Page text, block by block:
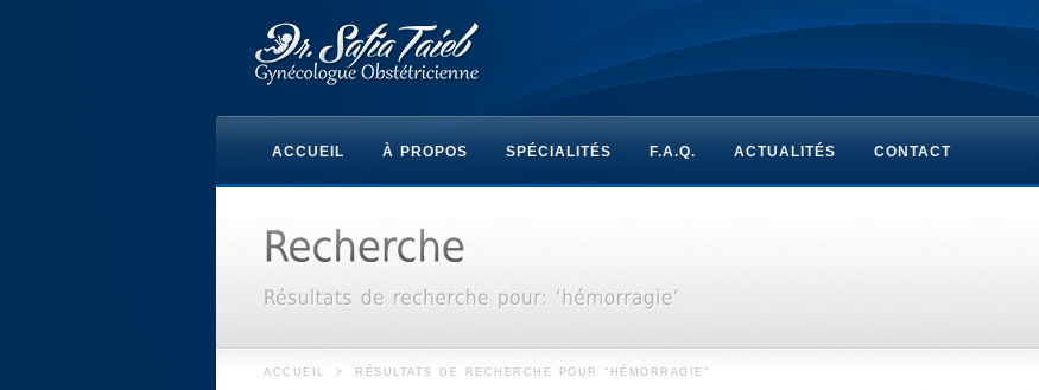
ACCUEIL À PROPOS SPÉCIALITÉS F.A.Q. ACTUALITÉS CONTACT
ACCUEIL > RÉSULTATS DE RECHERCHE POUR "HÉMORRAGIE"